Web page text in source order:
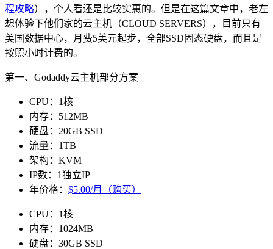
程攻略），个人看还是比较实惠的。但是在这篇文章中，老左
想体验下他们家的云主机（CLOUD SERVERS），目前只有
美国数据中心，月费5美元起步，全部SSD固态硬盘，而且是
按照小时计费的。
第一、Godaddy云主机部分方案
CPU：1核
内存：512MB
硬盘：20GB SSD
流量：1TB
架构：KVM
IP数：1独立IP
年价格： $5.00/月（购买）
CPU：1核
内存：1024MB
硬盘：30GB SSD